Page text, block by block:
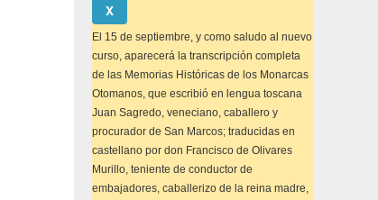
Descartar
este
aviso
Χ
El 15 de septiembre, y como saludo al nuevo
curso, aparecerá la transcripción completa
de las Memorias Históricas de los Monarcas
Otomanos, que escribió en lengua toscana
Juan Sagredo, veneciano, caballero y
procurador de San Marcos; traducidas en
castellano por don Francisco de Olivares
Murillo, teniente de conductor de
embajadores, caballerizo de la reina madre,